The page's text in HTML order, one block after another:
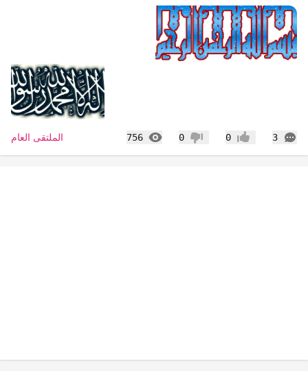
3
التعليقات إعجاب0 عدم إعجاب
0
756
المشاهدات الملتقى العام